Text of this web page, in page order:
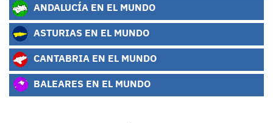
ANDALUCÍA EN EL MUNDO
ASTURIAS EN EL MUNDO
CANTABRIA EN EL MUNDO
BALEARES EN EL MUNDO